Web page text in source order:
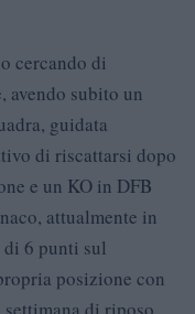
cercando di
subito un
guidata
di riscattarsi dopo
e un KO in DFB
attualmente in
di 6 punti sul
posizione con